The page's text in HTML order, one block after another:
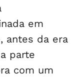
em
antes da era
parte
com um